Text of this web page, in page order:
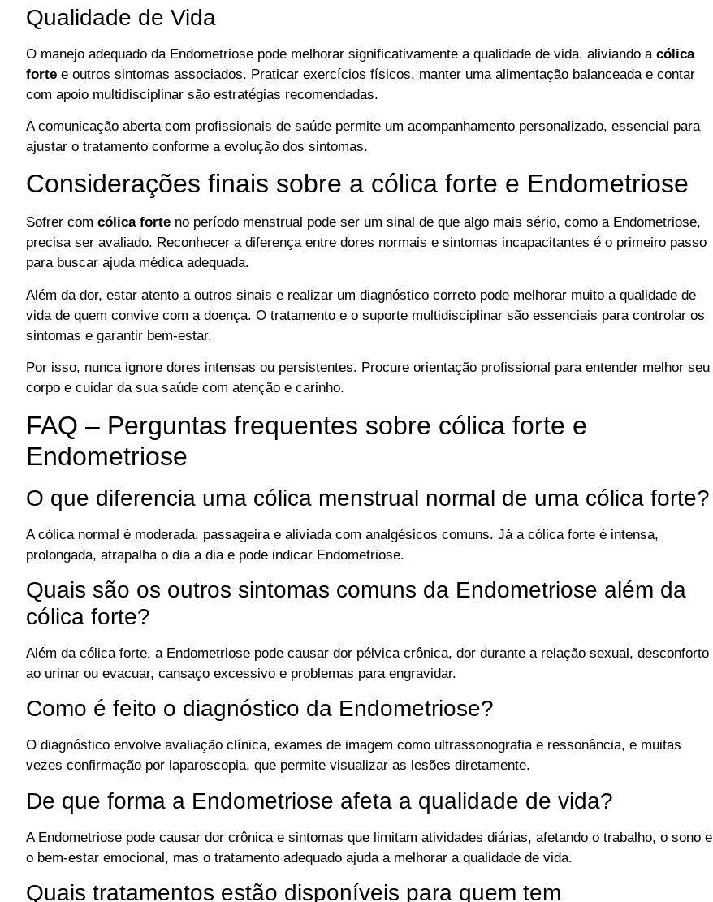
Qualidade de Vida
O manejo adequado da Endometriose pode melhorar significativamente a qualidade de vida, aliviando a cólica
forte e outros sintomas associados. Praticar exercícios físicos, manter uma alimentação balanceada e contar
com apoio multidisciplinar são estratégias recomendadas.
A comunicação aberta com profissionais de saúde permite um acompanhamento personalizado, essencial para
ajustar o tratamento conforme a evolução dos sintomas.
Considerações finais sobre a cólica forte e Endometriose
Sofrer com cólica forte no período menstrual pode ser um sinal de que algo mais sério, como a Endometriose,
precisa ser avaliado. Reconhecer a diferença entre dores normais e sintomas incapacitantes é o primeiro passo
para buscar ajuda médica adequada.
Além da dor, estar atento a outros sinais e realizar um diagnóstico correto pode melhorar muito a qualidade de
vida de quem convive com a doença. O tratamento e o suporte multidisciplinar são essenciais para controlar os
sintomas e garantir bem-estar.
Por isso, nunca ignore dores intensas ou persistentes. Procure orientação profissional para entender melhor seu
corpo e cuidar da sua saúde com atenção e carinho.
FAQ – Perguntas frequentes sobre cólica forte e
Endometriose
O que diferencia uma cólica menstrual normal de uma cólica forte?
A cólica normal é moderada, passageira e aliviada com analgésicos comuns. Já a cólica forte é intensa,
prolongada, atrapalha o dia a dia e pode indicar Endometriose.
Quais são os outros sintomas comuns da Endometriose além da
cólica forte?
Além da cólica forte, a Endometriose pode causar dor pélvica crônica, dor durante a relação sexual, desconforto
ao urinar ou evacuar, cansaço excessivo e problemas para engravidar.
Como é feito o diagnóstico da Endometriose?
O diagnóstico envolve avaliação clínica, exames de imagem como ultrassonografia e ressonância, e muitas
vezes confirmação por laparoscopia, que permite visualizar as lesões diretamente.
De que forma a Endometriose afeta a qualidade de vida?
A Endometriose pode causar dor crônica e sintomas que limitam atividades diárias, afetando o trabalho, o sono e
o bem-estar emocional, mas o tratamento adequado ajuda a melhorar a qualidade de vida.
Quais tratamentos estão disponíveis para quem tem